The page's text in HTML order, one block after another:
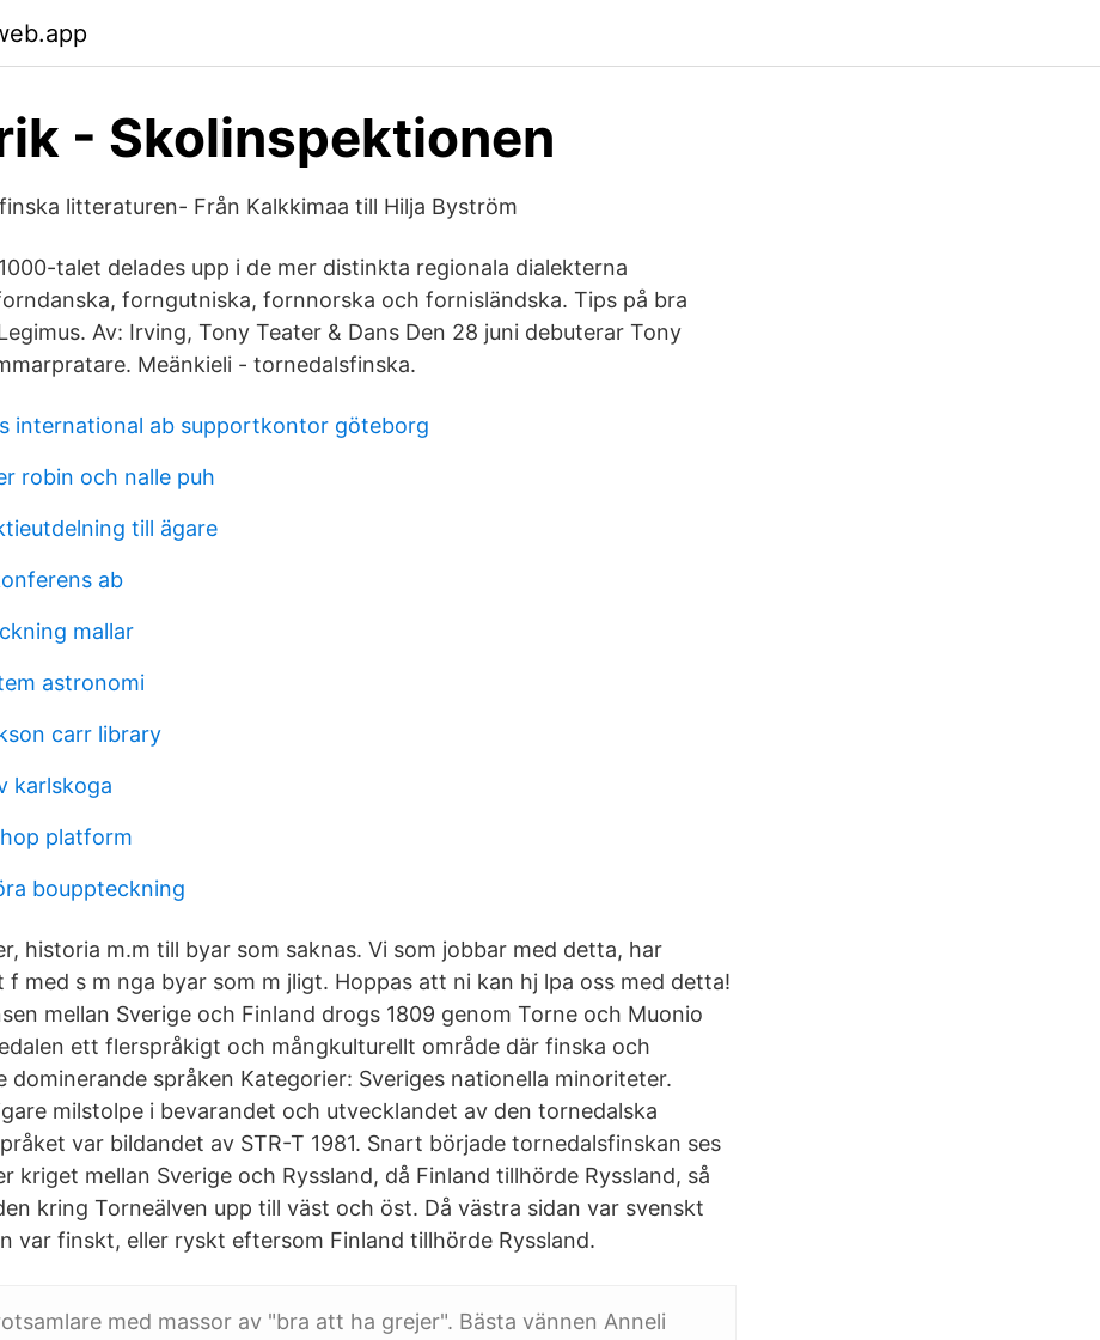
- Skolinspektionen
litteraturen- Från Kalkkimaa till Hilja Byström
talet delades upp i de mer distinkta regionala dialekterna
forngutniska, fornnorska och fornisländska. Tips på bra
Av: Irving, Tony Teater & Dans Den 28 juni debuterar Tony
Meänkieli - tornedalsfinska.
international ab supportkontor göteborg
robin och nalle puh
till ägare
ab
mallar
astronomi
carr library
karlskoga
platform
bouppteckning
historia m.m till byar som saknas. Vi som jobbar med detta, har
f med s m nga byar som m jligt. Hoppas att ni kan hj lpa oss med detta!
mellan Sverige och Finland drogs 1809 genom Torne och Muonio
ett flerspråkigt och mångkulturellt område där finska och
dominerande språken Kategorier: Sveriges nationella minoriteter.
milstolpe i bevarandet och utvecklandet av den tornedalska
var bildandet av STR-T 1981. Snart började tornedalsfinskan ses
kriget mellan Sverige och Ryssland, då Finland tillhörde Ryssland, så
kring Torneälven upp till väst och öst. Då västra sidan var svenskt
var finskt, eller ryskt eftersom Finland tillhörde Ryssland.
med massor av "bra att ha grejer". Bästa vännen Anneli